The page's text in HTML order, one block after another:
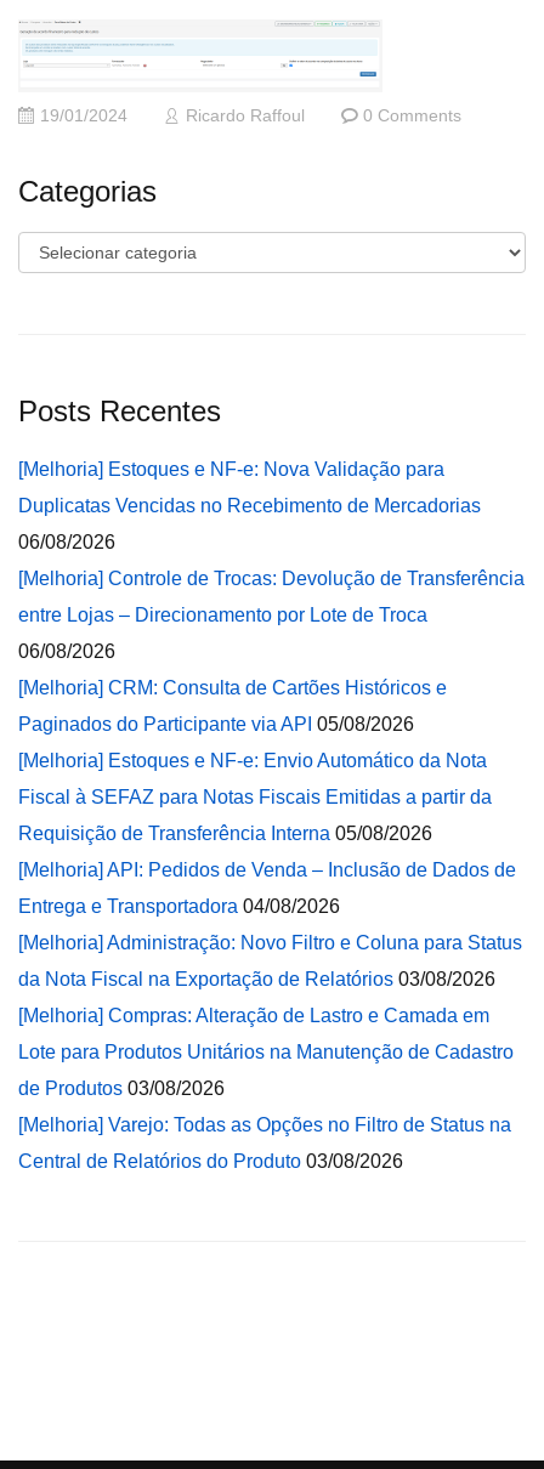
19/01/2024 Ricardo Raffoul 0 Comments
Categorias
Categorias
Posts Recentes
[Melhoria] Estoques e NF-e: Nova Validação para
Duplicatas Vencidas no Recebimento de Mercadorias
06/08/2026
[Melhoria] Controle de Trocas: Devolução de Transferência
entre Lojas – Direcionamento por Lote de Troca
06/08/2026
[Melhoria] CRM: Consulta de Cartões Históricos e
Paginados do Participante via API 05/08/2026
[Melhoria] Estoques e NF-e: Envio Automático da Nota
Fiscal à SEFAZ para Notas Fiscais Emitidas a partir da
Requisição de Transferência Interna 05/08/2026
[Melhoria] API: Pedidos de Venda – Inclusão de Dados de
Entrega e Transportadora 04/08/2026
[Melhoria] Administração: Novo Filtro e Coluna para Status
da Nota Fiscal na Exportação de Relatórios 03/08/2026
[Melhoria] Compras: Alteração de Lastro e Camada em
Lote para Produtos Unitários na Manutenção de Cadastro
de Produtos 03/08/2026
[Melhoria] Varejo: Todas as Opções no Filtro de Status na
Central de Relatórios do Produto 03/08/2026